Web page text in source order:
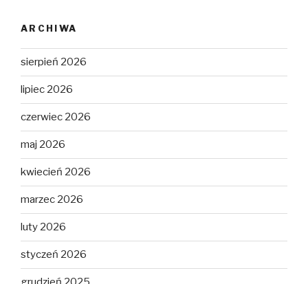
ARCHIWA
sierpień 2026
lipiec 2026
czerwiec 2026
maj 2026
kwiecień 2026
marzec 2026
luty 2026
styczeń 2026